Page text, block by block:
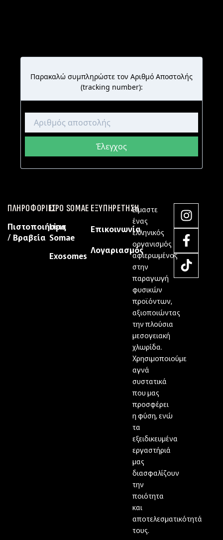
ΠΛΗΡΟΦΟΡΙΕΣ
Πιστοποιήσεις
/ Βραβεία
LIPO SOMAE
Lipo
Somae
Exosomes
ΕΞΥΠΗΡΕΤΗΣΗ
Επικοινωνία
Λογαριασμός
Είμαστε
ένας
ελληνικός
οργανισμός
αφιερωμένος
στην
παραγωγή
φυσικών
προϊόντων,
αξιοποιώντας
την πλούσια
μεσογειακή
χλωρίδα.
Χρησιμοποιούμε
αγνά
συστατικά
που μας
προσφέρει
η φύση, ενώ
τα
εξειδικευμένα
εργαστήριά
μας
διασφαλίζουν
την
ποιότητα
και
αποτελεσματικότητά
τους.